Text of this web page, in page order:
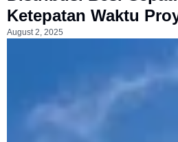
Ketepatan Waktu
August 2, 2025